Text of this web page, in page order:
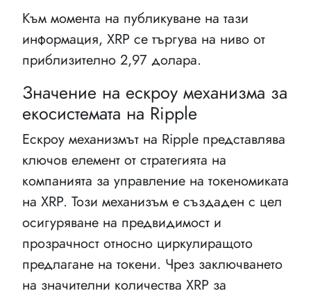
Към момента на публикуване на тази
информация, XRP се търгува на ниво от
приблизително 2,97 долара.
Значение на ескроу механизма за
екосистемата на Ripple
Ескроу механизмът на Ripple представлява
ключов елемент от стратегията на
компанията за управление на токеномиката
на XRP. Този механизъм е създаден с цел
осигуряване на предвидимост и
прозрачност относно циркулиращото
предлагане на токени. Чрез заключването
на значителни количества XRP за